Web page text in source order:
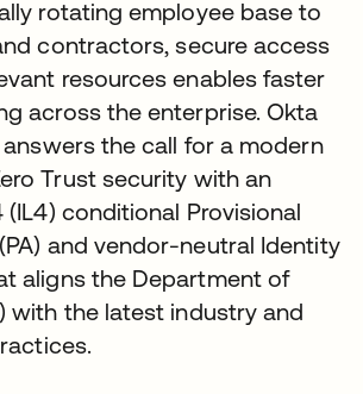
rotating employee base to
contractors, secure access
resources enables faster
across the enterprise. Okta
the call for a modern
Trust security with an
(IL4) conditional Provisional
and vendor-neutral Identity
aligns the Department of
with the latest industry and